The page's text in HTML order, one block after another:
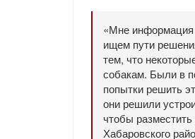
«Мне информация
ищем пути
тем, что
собакам. Были в
попытки решить
они решили
чтобы
Хабаровского